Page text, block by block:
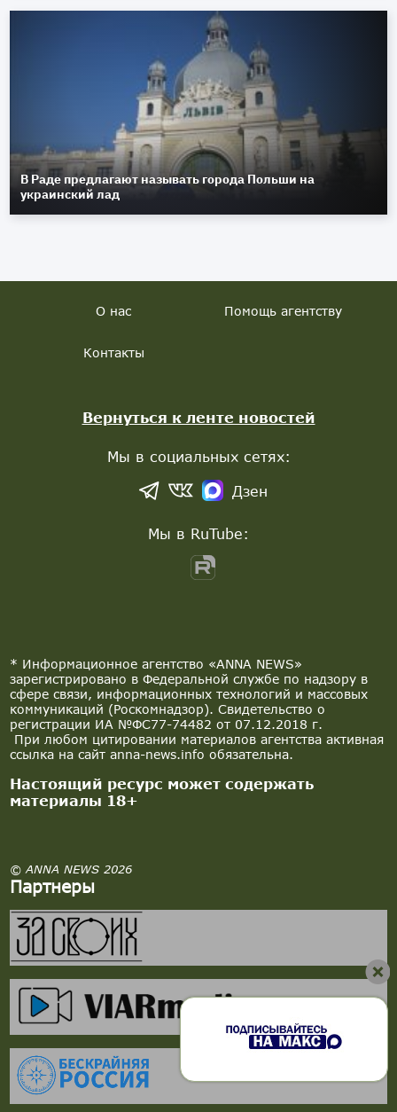
В Раде предлагают называть города Польши на
украинский лад
* Информационное агентство «ANNA NEWS»
зарегистрировано в Федеральной службе по надзору в
сфере связи, информационных технологий и массовых
коммуникаций (Роскомнадзор). Свидетельство о
регистрации ИА №ФС77-74482 от 07.12.2018 г.
При любом цитировании материалов агентства активная
ссылка на сайт anna-news.info обязательна.
Настоящий ресурс может содержать
материалы 18+
© ANNA NEWS 2026
Партнеры
О нас Помощь агентству
Контакты
Вернуться к ленте новостей
Мы в социальных сетях:
Дзен
Мы в RuTube: